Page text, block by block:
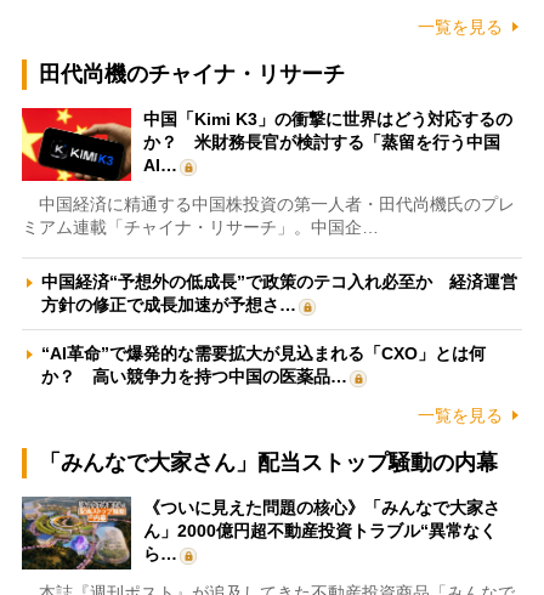
一覧を見る
田代尚機のチャイナ・リサーチ
中国「Kimi K3」の衝撃に世界はどう対応するの
か？ 米財務長官が検討する「蒸留を行う中国
AI…
中国経済に精通する中国株投資の第一人者・田代尚機氏のプレ
ミアム連載「チャイナ・リサーチ」。中国企…
中国経済“予想外の低成長”で政策のテコ入れ必至か 経済運営
方針の修正で成長加速が予想さ…
“AI革命”で爆発的な需要拡大が見込まれる「CXO」とは何
か？ 高い競争力を持つ中国の医薬品…
一覧を見る
「みんなで大家さん」配当ストップ騒動の内幕
《ついに見えた問題の核心》「みんなで大家さ
ん」2000億円超不動産投資トラブル“異常なく
ら…